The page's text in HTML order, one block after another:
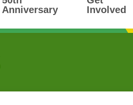
Anniversary
Involved